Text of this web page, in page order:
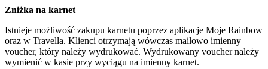
Zniżka na karnet
Istnieje możliwość zakupu karnetu poprzez aplikacje Moje Rainbow
oraz w Travella. Klienci otrzymają wówczas mailowo imienny
voucher, który należy wydrukować. Wydrukowany voucher należy
wymienić w kasie przy wyciągu na imienny karnet.